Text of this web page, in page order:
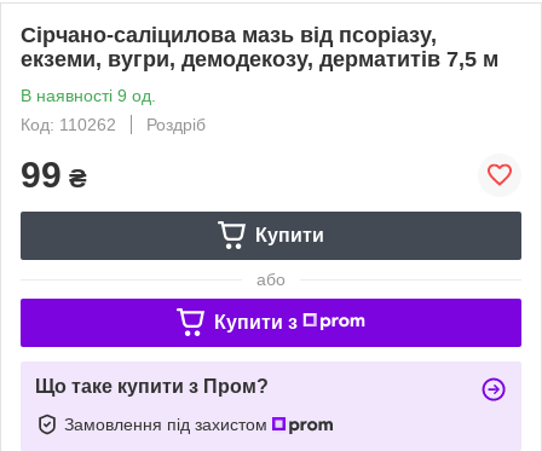
Сірчано-саліцилова мазь від псоріазу,
екземи, вугри, демодекозу, дерматитів 7,5 м
В наявності 9 од.
Код: 110262
Роздріб
99 ₴
Купити
або
Купити з
Що таке купити з Пром?
Замовлення під захистом